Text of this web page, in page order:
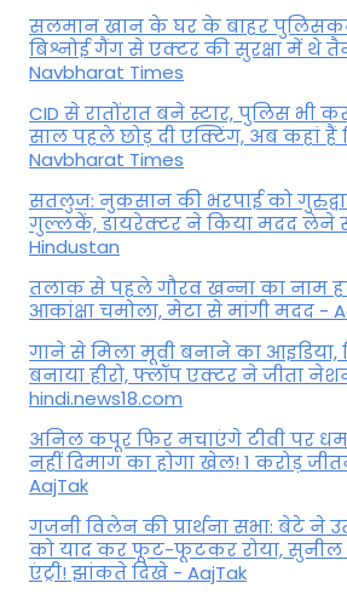
सलमान खान के घर के बाहर
बिश्नोई गैंग से एक्टर की सुरक्षा में थे
Navbharat Times
CID से रातोंरात बने स्टार, पुलिस भी
साल पहले छोड़ दी एक्टिंग, अब कहां
Navbharat Times
सतलुज: नुकसान की भरपाई को
गुल्लकें, डायरेक्टर ने किया मदद लेने
Hindustan
तलाक से पहले गौरव खन्ना का नाम
आकांक्षा चमोला, मेटा से मांगी मदद -
गाने से मिला मूवी बनाने का आइडिया,
बनाया हीरो, फ्लॉप एक्टर ने जीता
hindi.news18.com
अनिल कपूर फिर मचाएंगे टीवी पर
नहीं दिमाग का होगा खेल! 1 करोड़
AajTak
गजनी विलेन की प्रार्थना सभा: बेटे ने
को याद कर फूट-फूटकर रोया, सुनील
एंट्री! झांकते दिखे - AajTak